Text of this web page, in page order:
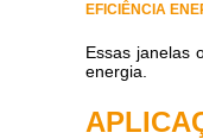
EFICIÊNCIA
Essas janelas
energia.